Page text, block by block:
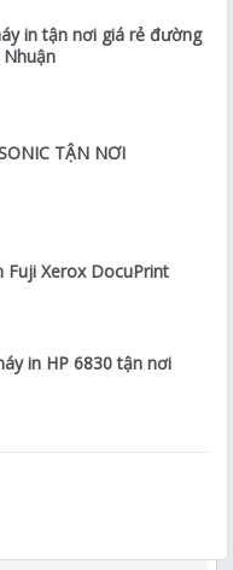
in tận nơi giá rẻ đường
Nhuận
TẬN NƠI
Fuji Xerox DocuPrint
in HP 6830 tận nơi